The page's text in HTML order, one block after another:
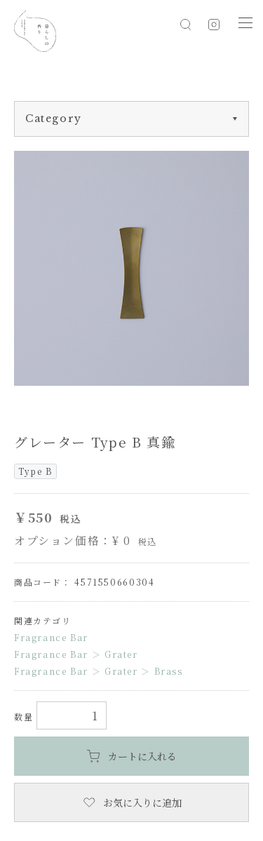
Category
グレーター Type B 真鍮
Type B
￥550 税込
オプション価格：¥0 税込
商品コード： 4571550660304
関連カテゴリ
Fragrance Bar
Fragrance Bar ＞ Grater
Fragrance Bar ＞ Grater ＞ Brass
数量
カートに入れる
お気に入りに追加